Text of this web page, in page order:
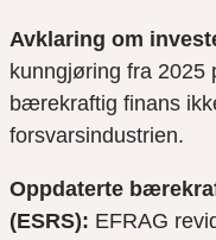
Avklaring om
kunngjøring fra 2025
bærekraftig finans
forsvarsindustrien.
Oppdaterte
(ESRS): EFRAG